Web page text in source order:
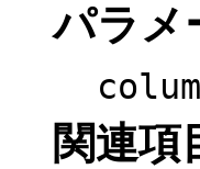
パラメ
関連項